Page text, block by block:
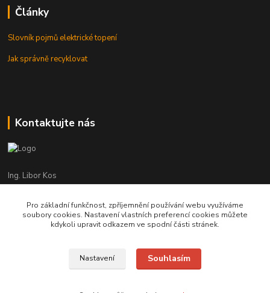
Články
Slovník pojmů elektrické topení
Jak správně recyklovat
Kontaktujte nás
Ing. Libor Kos
+420 601 555 225
(Po-Pá: 8-17:00 hod.)
info@infrasystemy.cz
Pro základní funkčnost, zpříjemnění používání webu využíváme
soubory cookies. Nastavení vlastních preferencí cookies můžete
kdykoli upravit odkazem ve spodní části stránek.
Nastavení Souhlasím